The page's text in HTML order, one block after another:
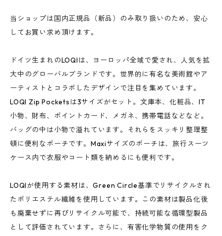
当ショップは国内正規品（新品）のみ取り扱いのため、安心
してお買い求め頂けます。
ドイツ生まれのLOQIは、ヨーロッパ全域で愛され、人気を拡
大中のグローバルブランドです。世界的に有名な美術館やア
ーティストとコラボしたデザインで注目を集めています。
LOQI Zip Pocketsは3サイズがセット。文庫本、化粧品、IT
小物、財布、ポイントカード、メガネ、携帯電話などなど。
バッグの中は小物で溢れています。それらをスッキリ整理整
頓に便利なポーチです。Maxiサイズのポーチは、旅行スーツ
ケース内で衣服やコート類を納めるにも便利です。
LOQIが使用する素材は、Green Circle基準でリサイクルされ
たポリエステル繊維を使用しています。この素材は製品化後
も廃棄せずに再びリサイクル可能で、持続可能な循環型製品
として評価されています。さらに、有害化学物質の使用をク